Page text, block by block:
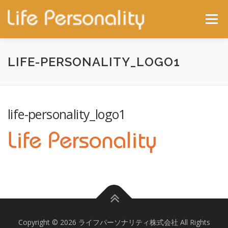
メニュー
ホーム サービス 施行事例 会社概要
LIFE-PERSONALITY_LOGO1
life-personality_logo1
Copyright © 2026 ライフパーソナリティ株式会社 All Rights